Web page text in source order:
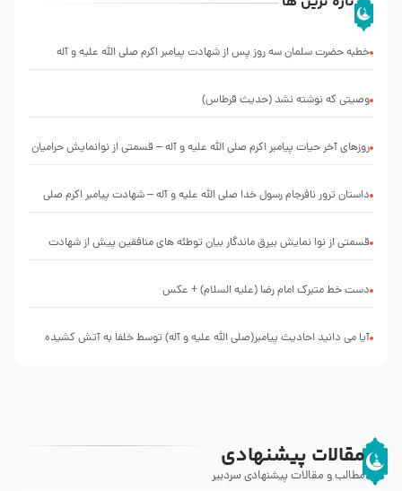
خطبه حضرت سلمان سه روز پس از شهادت پیامبر اکرم صلی الله علیه و آله
وصیتی که نوشته نشد (حدیث قرطاس)
روزهای آخر حیات پیامبر اکرم صلی الله علیه و آله – قسمتی از نوانمایش حرامیان
‌‌‌‌‌‌‌داستان ترور نافرجام رسول خدا صلی الله علیه و آله – شهادت پیامبر اکرم صلی
قسمتی از نوا نمایش بیرق ماندگار بیان توطئه های منافقین پیش از شهادت
دست خط متبرک امام رضا (علیه السلام) + عکس
آیا می دانید احادیث پیامبر(صلی الله علیه و آله) توسط خلفا به آتش کشیده
مقالات پیشنهادی
مطالب و مقالات پیشنهادی سردبیر